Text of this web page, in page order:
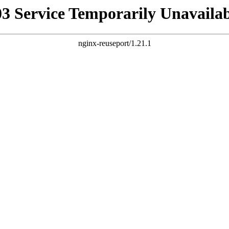
Service Temporarily
nginx-reuseport/1.21.1